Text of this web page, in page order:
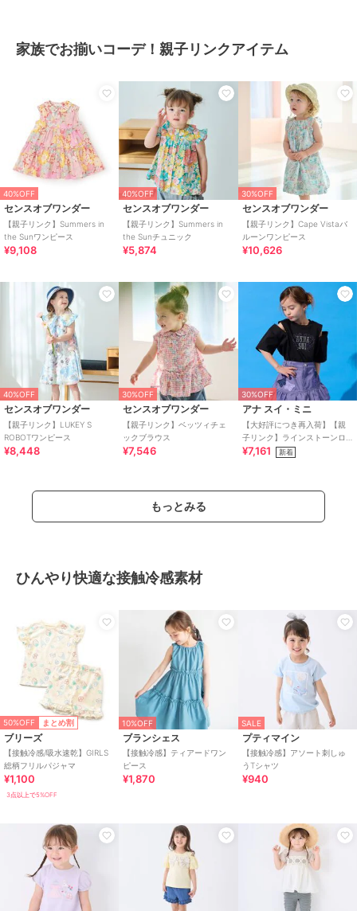
家族でお揃いコーデ！親子リンクアイテム
40%OFF
センスオブワンダー
【親子リンク】Summers in
the Sunワンピース
¥9,108
40%OFF
センスオブワンダー
【親子リンク】Summers in
the Sunチュニック
¥5,874
30%OFF
センスオブワンダー
【親子リンク】Cape Vistaバ
ルーンワンピース
¥10,626
40%OFF
センスオブワンダー
【親子リンク】LUKEY S
ROBOTワンピース
¥8,448
30%OFF
センスオブワンダー
【親子リンク】ベッツィチェ
ックブラウス
¥7,546
30%OFF
アナ スイ・ミニ
【大好評につき再入荷】【親
子リンク】ラインストーンロ
ゴTシャツ【接触冷感・UVカ
¥7,161 新着
もっとみる
ひんやり快適な接触冷感素材
50%OFF まとめ割
ブリーズ
【接触冷感/吸水速乾】GIRLS
総柄フリルパジャマ
¥1,100
3点以上で5%OFF
10%OFF
ブランシェス
【接触冷感】ティアードワン
ピース
¥1,870
SALE
プティマイン
【接触冷感】アソート刺しゅ
うTシャツ
¥940